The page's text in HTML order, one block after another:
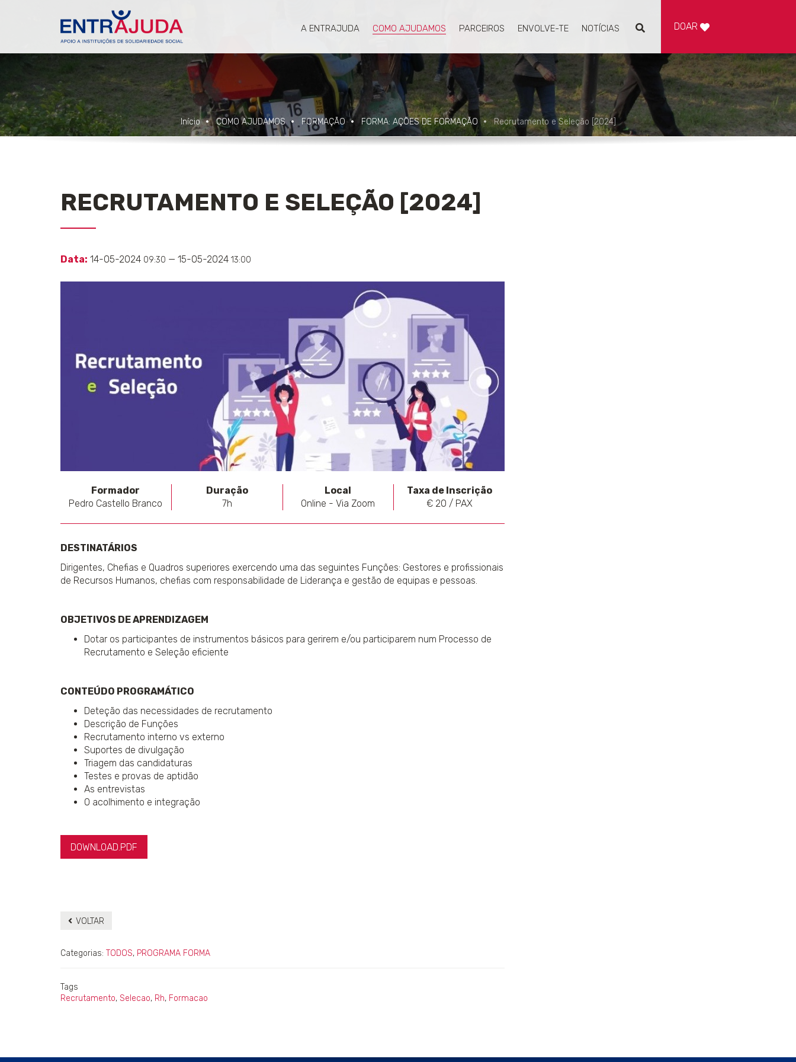
A ENTRAJUDA COMO AJUDAMOS PARCEIROS ENVOLVE-TE NOTÍCIAS DOAR
Início COMO AJUDAMOS FORMAÇÃO FORMA: AÇÕES DE FORMAÇÃO Recrutamento e Seleção [2024]
RECRUTAMENTO E SELEÇÃO [2024]
Data: 14-05-2024 09:30 — 15-05-2024 13:00
Formador
Pedro Castello Branco
Duração
7h
Local
Online - Via Zoom
Taxa de Inscrição
€ 20 / PAX
DESTINATÁRIOS
Dirigentes, Chefias e Quadros superiores exercendo uma das seguintes Funções: Gestores e profissionais
de Recursos Humanos, chefias com responsabilidade de Liderança e gestão de equipas e pessoas.
OBJETIVOS DE APRENDIZAGEM
Dotar os participantes de instrumentos básicos para gerirem e/ou participarem num Processo de
Recrutamento e Seleção eficiente
CONTEÚDO PROGRAMÁTICO
Deteção das necessidades de recrutamento
Descrição de Funções
Recrutamento interno vs externo
Suportes de divulgação
Triagem das candidaturas
Testes e provas de aptidão
As entrevistas
O acolhimento e integração
DOWNLOAD.PDF
VOLTAR
Categorias: TODOS, PROGRAMA FORMA
Tags
Recrutamento, Selecao, Rh, Formacao